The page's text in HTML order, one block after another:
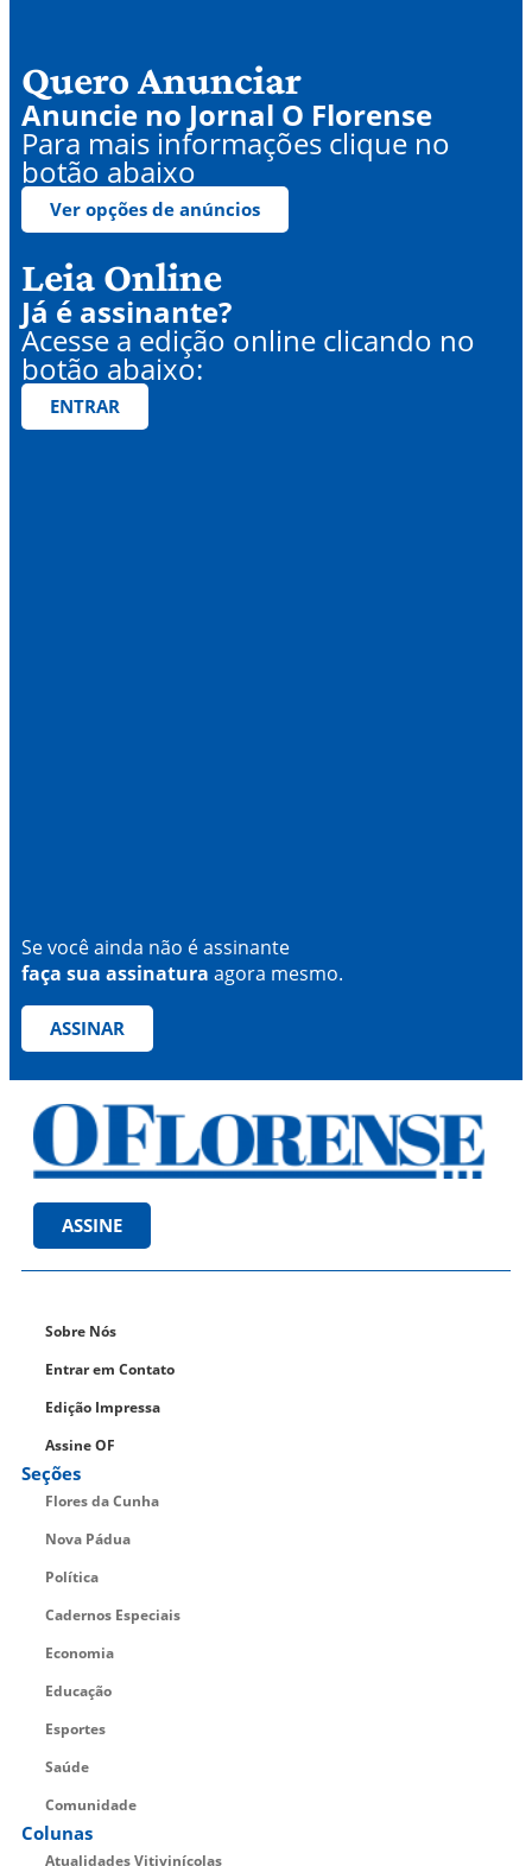
Quero Anunciar
Anuncie no Jornal O Florense
Para mais informações clique no
botão abaixo
Ver opções de anúncios
Leia Online
Já é assinante?
Acesse a edição online clicando no
botão abaixo:
ENTRAR
Se você ainda não é assinante
faça sua assinatura agora mesmo.
ASSINAR
ASSINE
Sobre Nós
Entrar em Contato
Edição Impressa
Assine OF
Seções
Flores da Cunha
Nova Pádua
Política
Cadernos Especiais
Economia
Educação
Esportes
Saúde
Comunidade
Colunas
Atualidades Vitivinícolas